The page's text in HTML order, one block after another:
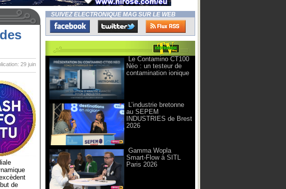
29 juin
de
SUIVEZ ELECTRONIQUE MAG SUR LE WEB
Le Contamino CT100
Néo : un testeur de
contamination ionique
L’industrie bretonne
au SEPEM
INDUSTRIES de Brest
2026
Gamma Wopla
Smart-Flow à SITL
Paris 2026